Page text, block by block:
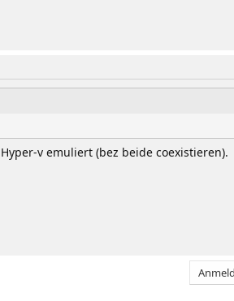
v emuliert (bez beide coexistieren).